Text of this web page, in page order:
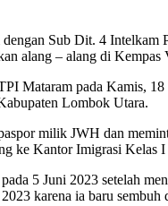
Sub Dit. 4 Intelkam
alang – alang di
Mataram pada Kamis,
Lombok Utara.
milik JWH dan
ke Kantor Imigrasi
5 Juni 2023 setelah
karena ia baru